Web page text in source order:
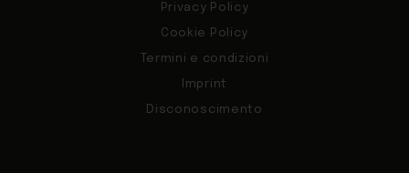
Privacy Policy
Cookie Policy
Termini e condizioni
Imprint
Disconoscimento